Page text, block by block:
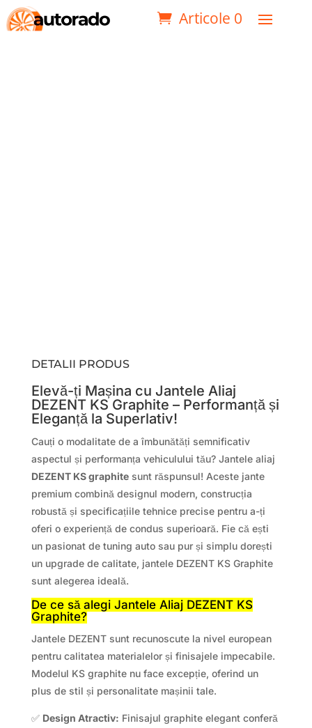
Articole 0
DETALII PRODUS
Elevă-ți Mașina cu Jantele Aliaj
DEZENT KS Graphite – Performanță și
Eleganță la Superlativ!
Cauți o modalitate de a îmbunătăți semnificativ
aspectul și performanța vehiculului tău? Jantele aliaj
DEZENT KS graphitesunt răspunsul! Aceste jante
premium combină designul modern, construcția
robustă și specificațiile tehnice precise pentru a-ți
oferi o experiență de condus superioară. Fie că ești
un pasionat de tuning auto sau pur și simplu dorești
un upgrade de calitate, jantele DEZENT KS Graphite
sunt alegerea ideală.
De ce să alegi Jantele Aliaj DEZENT KS
Graphite?
Jantele DEZENT sunt recunoscute la nivel european
pentru calitatea materialelor și finisajele impecabile.
Modelul KS graphite nu face excepție, oferind un
plus de stil și personalitate mașinii tale.
✅ Design Atractiv: Finisajul graphite elegant conferă